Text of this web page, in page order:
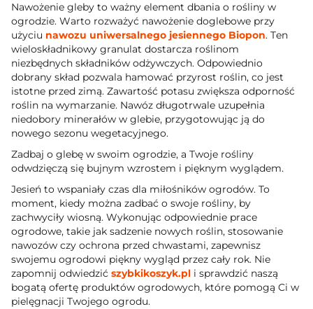
Nawożenie gleby to ważny element dbania o rośliny w
ogrodzie. Warto rozważyć nawożenie doglebowe przy
użyciu nawozu uniwersalnego jesiennego Biopon. Ten
wieloskładnikowy granulat dostarcza roślinom
niezbędnych składników odżywczych. Odpowiednio
dobrany skład pozwala hamować przyrost roślin, co jest
istotne przed zimą. Zawartość potasu zwiększa odporność
roślin na wymarzanie. Nawóz długotrwale uzupełnia
niedobory minerałów w glebie, przygotowując ją do
nowego sezonu wegetacyjnego.
Zadbaj o glebę w swoim ogrodzie, a Twoje rośliny
odwdzięczą się bujnym wzrostem i pięknym wyglądem.
Jesień to wspaniały czas dla miłośników ogrodów. To
moment, kiedy można zadbać o swoje rośliny, by
zachwyciły wiosną. Wykonując odpowiednie prace
ogrodowe, takie jak sadzenie nowych roślin, stosowanie
nawozów czy ochrona przed chwastami, zapewnisz
swojemu ogrodowi piękny wygląd przez cały rok. Nie
zapomnij odwiedzić szybkikoszyk.pl i sprawdzić naszą
bogatą ofertę produktów ogrodowych, które pomogą Ci w
pielęgnacji Twojego ogrodu.